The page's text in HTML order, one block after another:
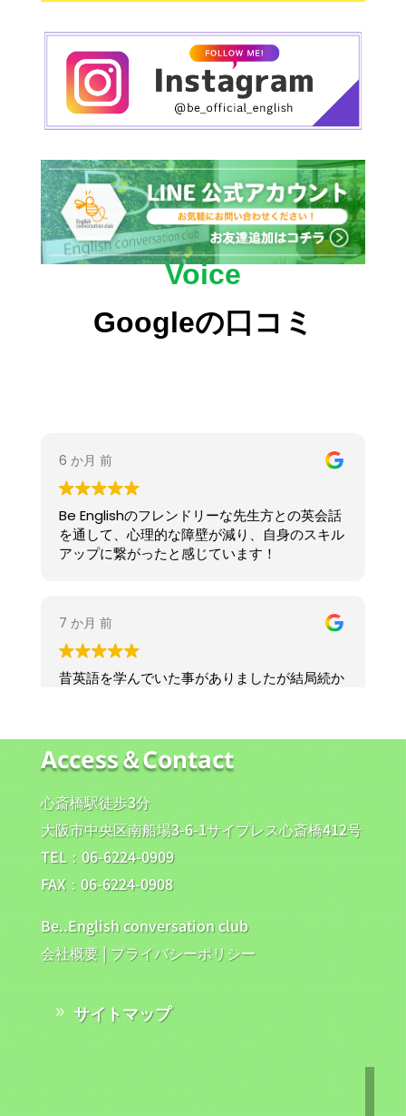
一緒に頑張ってください！必ずお力になってみせ
ます！！心斎橋校も残り定員数名です！！環境作
りのためにも制限をかけておりますのでご理解の
程よろしくお願いします。
本当毎日皆様に感謝です????✨
Voice
Googleの口コミ
Access＆Contact
心斎橋駅徒歩3分
大阪市中央区南船場3-6-1サイプレス心斎橋412号
TEL：06-6224-0909
FAX：06-6224-0908
Be..English conversation club
会社概要| プライバシーポリシー
サイトマップ